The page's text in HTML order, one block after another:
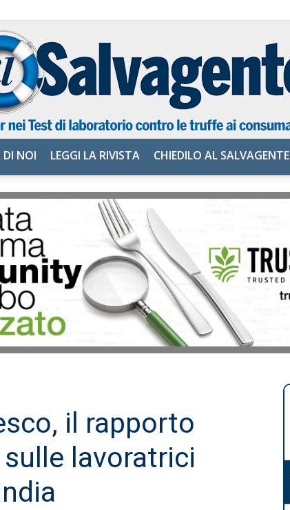
Salvagente
DI NOI LEGGI LA RIVISTA CHIEDILO AL SALVAGENTE
il rapporto
lavoratrici